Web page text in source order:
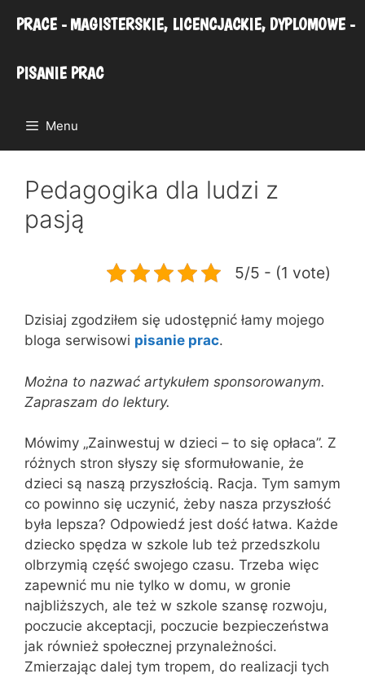
PRACE - MAGISTERSKIE, LICENCJACKIE, DYPLOMOWE -
PISANIE PRAC
Menu
Pedagogika dla ludzi z
pasją
5/5 - (1 vote)
Dzisiaj zgodziłem się udostępnić łamy mojego
bloga serwisowi pisanie prac.
Można to nazwać artykułem sponsorowanym.
Zapraszam do lektury.
Mówimy „Zainwestuj w dzieci – to się opłaca”. Z
różnych stron słyszy się sformułowanie, że
dzieci są naszą przyszłością. Racja. Tym samym
co powinno się uczynić, żeby nasza przyszłość
była lepsza? Odpowiedź jest dość łatwa. Każde
dziecko spędza w szkole lub też przedszkolu
olbrzymią część swojego czasu. Trzeba więc
zapewnić mu nie tylko w domu, w gronie
najbliższych, ale też w szkole szansę rozwoju,
poczucie akceptacji, poczucie bezpieczeństwa
jak również społecznej przynależności.
Zmierzając dalej tym tropem, do realizacji tych